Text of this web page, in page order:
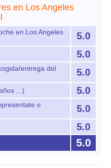
en Los Angeles
en Los Angeles
5.0
5.0
entrega del
5.0
...) 5.0
o
5.0
5.0
5.0